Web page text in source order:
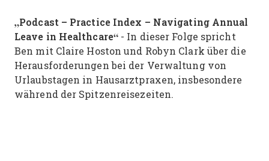
„Podcast – Practice Index – Navigating Annual
Leave in Healthcare“ - In dieser Folge spricht
Ben mit Claire Hoston und Robyn Clark über die
Herausforderungen bei der Verwaltung von
Urlaubstagen in Hausarztpraxen, insbesondere
während der Spitzenreisezeiten.